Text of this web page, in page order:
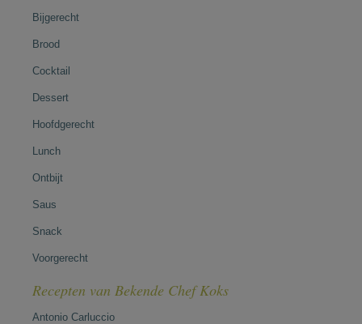
Bijgerecht
Brood
Cocktail
Dessert
Hoofdgerecht
Lunch
Ontbijt
Saus
Snack
Voorgerecht
Recepten van Bekende Chef Koks
Antonio Carluccio